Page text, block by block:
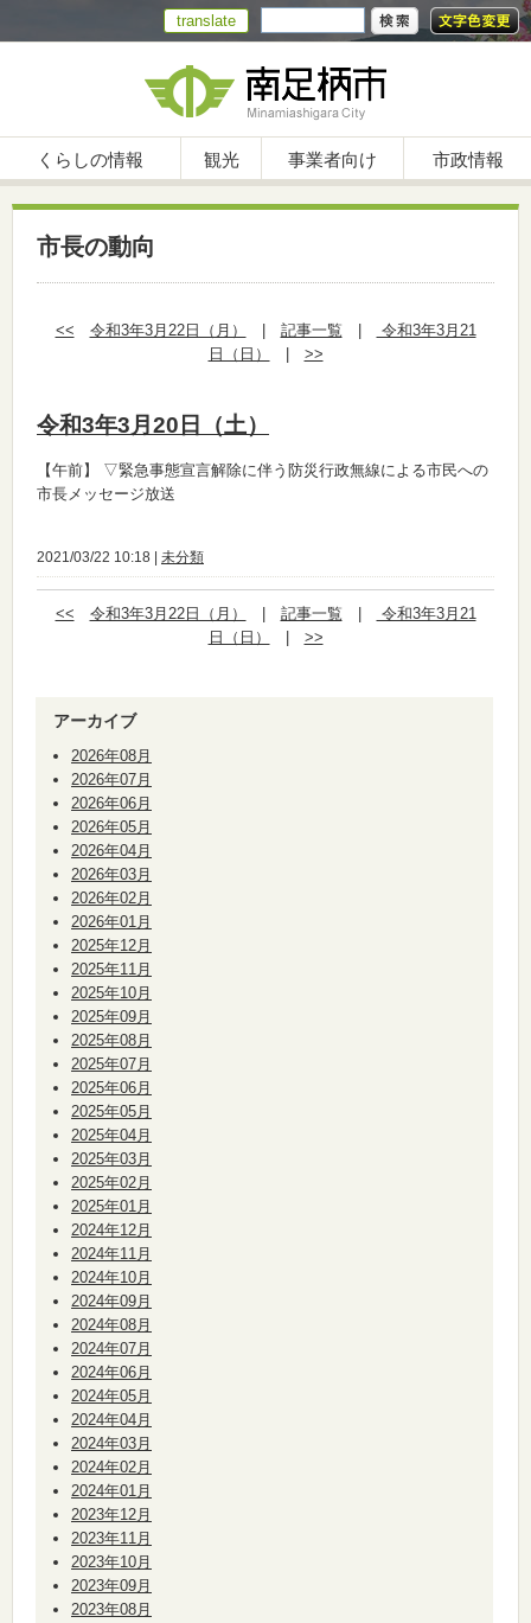
translate
くらしの情報 観光 事業者向け 市政情報
市長の動向
<< 令和3年3月22日（月） 記事一覧
令和3年3月21
日（日）
>>
令和3年3月20日（土）
【午前】
▽緊急事態宣言解除に伴う防災行政無線による市民への
市長メッセージ放送
2021/03/22 10:18 | 未分類
<< 令和3年3月22日（月） 記事一覧
令和3年3月21
日（日）
>>
アーカイブ
2026年08月
2026年07月
2026年06月
2026年05月
2026年04月
2026年03月
2026年02月
2026年01月
2025年12月
2025年11月
2025年10月
2025年09月
2025年08月
2025年07月
2025年06月
2025年05月
2025年04月
2025年03月
2025年02月
2025年01月
2024年12月
2024年11月
2024年10月
2024年09月
2024年08月
2024年07月
2024年06月
2024年05月
2024年04月
2024年03月
2024年02月
2024年01月
2023年12月
2023年11月
2023年10月
2023年09月
2023年08月